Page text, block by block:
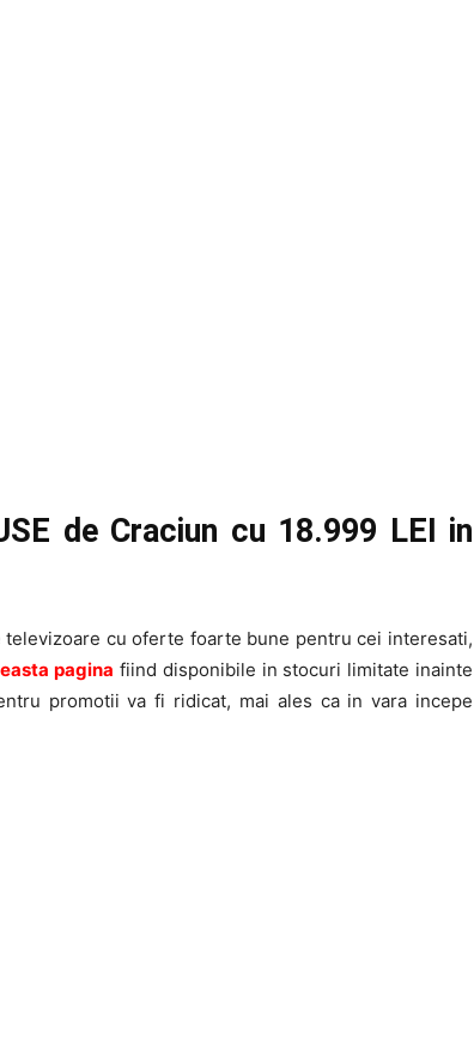
de Craciun cu 18.999 LEI in
cu oferte foarte bune pentru cei interesati,
pagina fiind disponibile in stocuri limitate inainte
promotii va fi ridicat, mai ales ca in vara incepe